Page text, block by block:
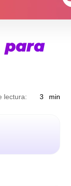
para
lectura: 3 min